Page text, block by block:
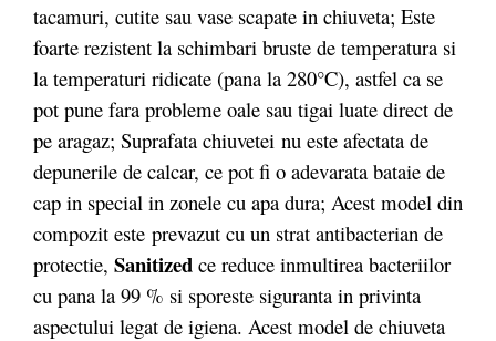
tacamuri, cutite sau vase scapate in chiuveta; Este
foarte rezistent la schimbari bruste de temperatura si
la temperaturi ridicate (pana la 280°C), astfel ca se
pot pune fara probleme oale sau tigai luate direct de
pe aragaz; Suprafata chiuvetei nu este afectata de
depunerile de calcar, ce pot fi o adevarata bataie de
cap in special in zonele cu apa dura; Acest model din
compozit este prevazut cu un strat antibacterian de
protectie, Sanitized ce reduce inmultirea bacteriilor
cu pana la 99 % si sporeste siguranta in privinta
aspectului legat de igiena. Acest model de chiuveta